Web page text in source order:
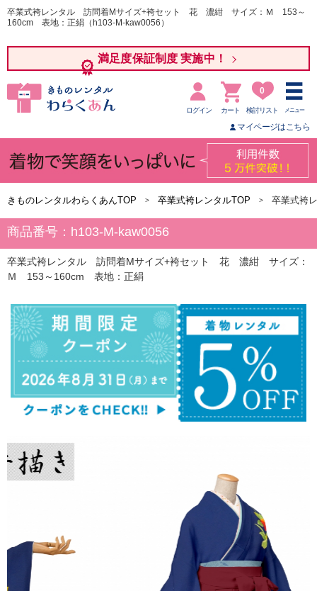
卒業式袴レンタル 訪問着Mサイズ+袴セット 花 濃紺 サイズ：Ｍ 153～
160cm 表地：正絹（h103-M-kaw0056）
満足度保証制度 実施中！
ログイン カート
0
検討リスト メニュー
マイページはこちら
きものレンタルわらくあんTOP 卒業式袴レンタルTOP 卒業式袴
商品番号：h103-M-kaw0056
卒業式袴レンタル 訪問着Mサイズ+袴セット 花 濃紺 サイズ：
Ｍ 153～160cm 表地：正絹